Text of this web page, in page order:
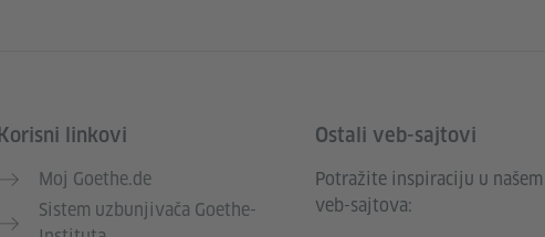
Korisni linkovi
Moj Goethe.de
Sistem uzbunjivača Goethe-
Ostali veb-sajtovi
Potražite inspiraciju u
veb-sajtova: